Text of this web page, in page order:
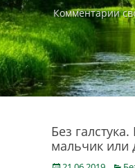
Комментарии
Без
мальчик или